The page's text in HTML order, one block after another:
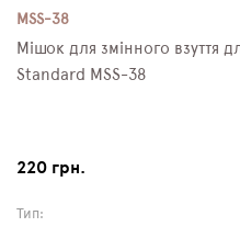
MSS-38
Мішок для змінного взуття
Standard MSS-38
220 грн.
Тип: